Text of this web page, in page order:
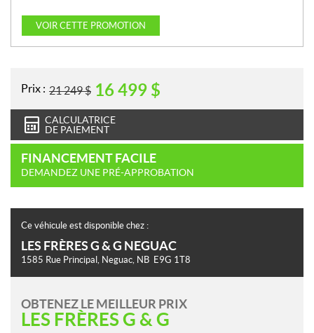
VOIR CETTE PROMOTION
Prix : 21 249$ 16 499 $
CALCULATRICE
DE PAIEMENT
FINANCEMENT FACILE
DEMANDEZ UNE PRÉ-APPROBATION
Ce véhicule est disponible chez :
LES FRÈRES G & G NEGUAC
1585 Rue Principal Neguac , NB E9G 1T8
OBTENEZ LE MEILLEUR PRIX
LES FRÈRES G & G